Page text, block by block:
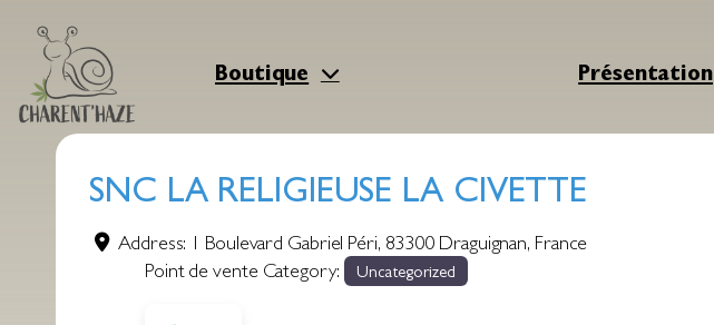
contenu
Boutique Présentation
SNC LA RELIGIEUSE LA CIVETTE
Address: 1 Boulevard Gabriel Péri, 83300 Draguignan, France
Point de vente Category:
Uncategorized